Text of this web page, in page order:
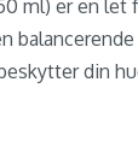
ml) er en
din